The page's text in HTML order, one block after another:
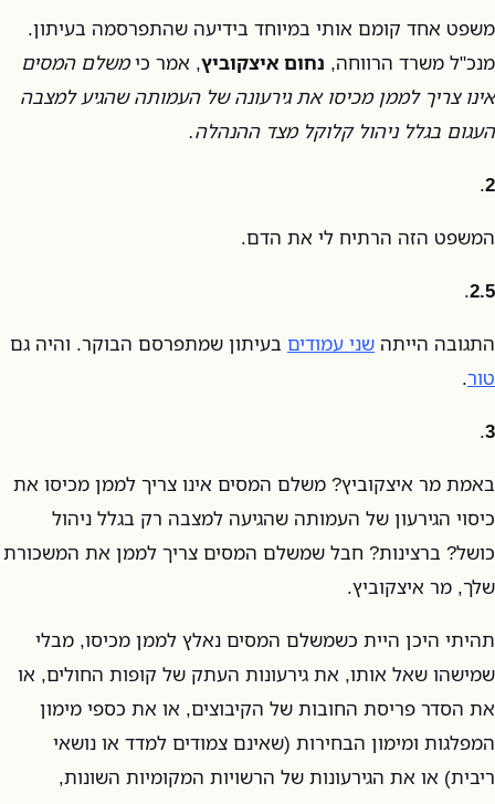
משפט אחד קומם אותי במיוחד בידיעה שהתפרסמה בעיתון.
מנכ"ל משרד הרווחה, נחום איצקוביץ, אמר כימשלם המסים
אינו צריך לממן מכיסו את גירעונה של העמותה שהגיע למצבה
העגום בגלל ניהול קלוקל מצד ההנהלה.
2
.
המשפט הזה הרתיח לי את הדם.
2.5
.
התגובה הייתה שני עמודים בעיתון שמתפרסם הבוקר. והיה גם
טור.
3
.
באמת מר איצקוביץ? משלם המסים אינו צריך לממן מכיסו את
כיסוי הגירעון של העמותה שהגיעה למצבה רק בגלל ניהול
כושל? ברצינות? חבל שמשלם המסים צריך לממן את המשכורת
שלך, מר איצקוביץ.
תהיתי היכן היית כשמשלם המסים נאלץ לממן מכיסו, מבלי
שמישהו שאל אותו, את גירעונות העתק של קופות החולים, או
את הסדר פריסת החובות של הקיבוצים, או את כספי מימון
המפלגות ומימון הבחירות (שאינם צמודים למדד או נושאי
ריבית) או את הגירעונות של הרשויות המקומיות השונות,